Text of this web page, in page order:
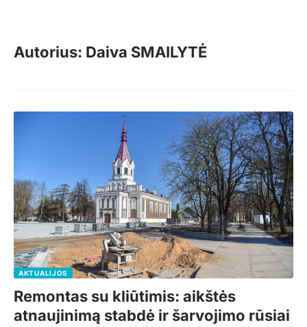
Autorius: Daiva SMAILYTĖ
AKTUALIJOS
Remontas su kliūtimis: aikštės
atnaujinimą stabdė ir šarvojimo rūsiai